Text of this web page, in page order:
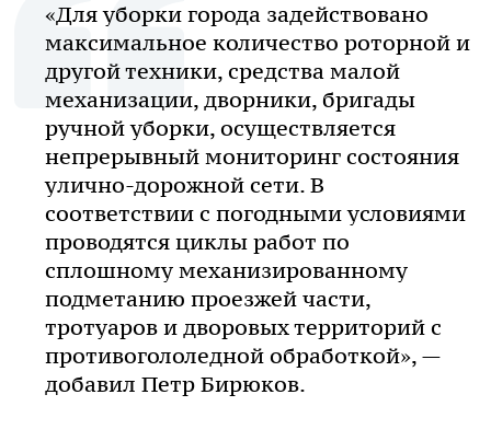
«Для уборки города задействовано
максимальное количество роторной и
другой техники, средства малой
механизации, дворники, бригады
ручной уборки, осуществляется
непрерывный мониторинг состояния
улично-дорожной сети. В
соответствии с погодными условиями
проводятся циклы работ по
сплошному механизированному
подметанию проезжей части,
тротуаров и дворовых территорий с
противогололедной обработкой», —
добавил Петр Бирюков.